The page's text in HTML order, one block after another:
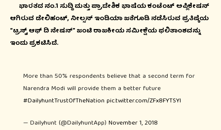
ಭಾರತದ ನಂ.1 ಸುದ್ದಿ ಮತ್ತು ಪ್ರಾದೇಶಿಕ ಭಾಷೆಯ ಕಂಟೆಂಟ್ ಅಪ್ಲಿಕೇಷನ್
ಆಗಿರುವ ಡೇಲಿಹಂಟ್, ನೀಲ್ಸನ್ ಇಂಡಿಯಾ ಜತೆಗೂಡಿ ನಡೆಸಿರುವ ಪ್ರತಿಷ್ಠೆಯ
“ಟ್ರಸ್ಟ್ ಆಫ್ ದಿ ನೇಷನ್” ಜಂಟಿ ರಾಜಕೀಯ ಸಮೀಕ್ಷೆಯ ಫಲಿತಾಂಶವನ್ನು
ಇಂದು ಪ್ರಕಟಿಸಿದೆ.
More than 50% respondents believe that a second term for
Narendra Modi will provide them a better future
#DailyhuntTrustOfTheNation pic.twitter.com/ZFx8FYTSYl
— Dailyhunt (@DailyhuntApp) November 1, 2018